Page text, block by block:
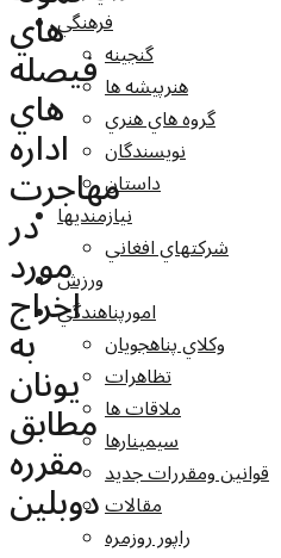
فرهنگي
گنجينه
هنرپيشه ها
گروه هاي هنري
نويسندگان
داستان
نيازمنديها
شرکتهاي افغاني
ورزش
امورپناهندگي
وکلاي پناهجويان
تظاهرات
ملاقات ها
سيمينارها
قوانين ومقررات جديد
مقالات
راپور روزمره
هاي
فيصله
هاي
اداره
مهاجرت
در
مورد
اخراج
به
يونان
مطابق
مقرره
دوبلين